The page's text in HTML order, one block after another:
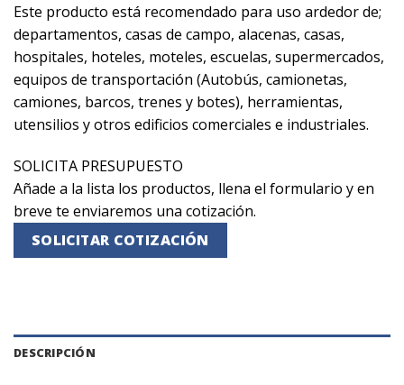
Este producto está recomendado para uso ardedor de;
departamentos, casas de campo, alacenas, casas,
hospitales, hoteles, moteles, escuelas, supermercados,
equipos de transportación (Autobús, camionetas,
camiones, barcos, trenes y botes), herramientas,
utensilios y otros edificios comerciales e industriales.
SOLICITA PRESUPUESTO
Añade a la lista los productos, llena el formulario y en
breve te enviaremos una cotización.
SOLICITAR COTIZACIÓN
DESCRIPCIÓN